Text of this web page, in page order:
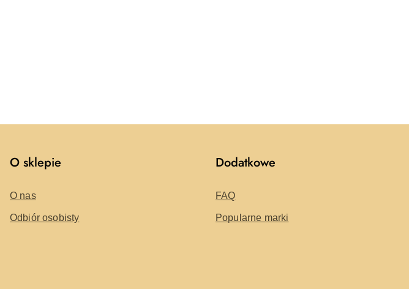
O sklepie
O nas
Odbiór osobisty
Dodatkowe
FAQ
Popularne marki